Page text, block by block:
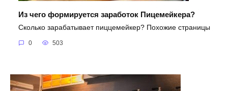
Из чего формируется заработок Пицемейкера?
Сколько зарабатывает пиццемейкер? Похожие страницы
0 503